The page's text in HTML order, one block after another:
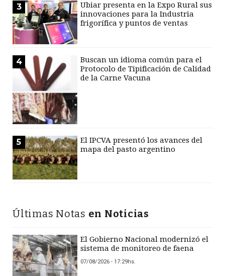
3
Ubiar presenta en la Expo Rural sus
innovaciones para la Industria
frigorífica y puntos de ventas
4
Buscan un idioma común para el
Protocolo de Tipificación de Calidad
de la Carne Vacuna
5
El IPCVA presentó los avances del
mapa del pasto argentino
Últimas Notas en Noticias
El Gobierno Nacional modernizó el
sistema de monitoreo de faena
07/08/2026 - 17:29hs.